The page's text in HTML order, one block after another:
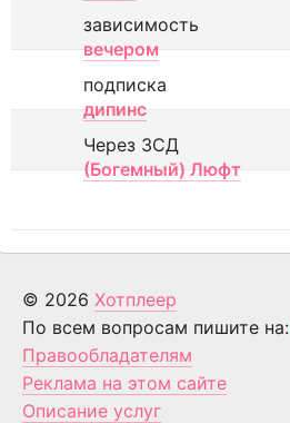
зависимость
вечером
подписка
дипинс
Через ЗСД
(Богемный) Люфт
© 2026 Хотплеер
По всем вопросам пишите на:
Правообладателям
Реклама на этом сайте
Описание услуг